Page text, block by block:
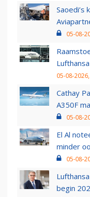
Saoedi’s
05-08-
05-08-
Cathay
A350F
05-08-
El Al
minder
05-08-
begin